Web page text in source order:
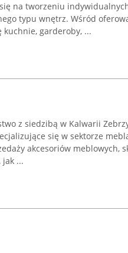
na tworzeniu
typu wnętrz. Wśród
garderoby, ...
z siedzibą w Kalwarii
się w sektorze
akcesoriów meblowych,
...